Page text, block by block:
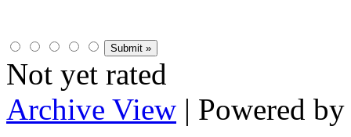
Not yet rated
Archive View | Powered